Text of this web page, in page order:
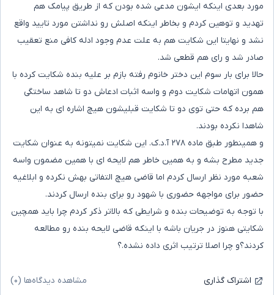
مورد بعدی اینکه ایشون مدعی شده بودن که از طریق پیامک هم
تهدید و توهین کردم و بخاطر اینکه اصلش رو نداشتن مورد تایید واقع
نشد و نهایتا این شکایت هم به علت عدم وجود ادله کافی منع تعقیب
صادر شد و رای هم قطعی شد.
حالا برای بار سوم این دختر خانوم رفته بازم بر علیه بنده شکایت کرده با
همون اتهامات شکایت دوم و واسه اثبات ادعاش دو تا شاهد ساختگی
هم برده که حتی توی دو تا شکایت قبلیشون هیچ اشاره ای به این
شاهدا نکرده بودند.
و همینطور طبق ماده ۲۷۸ آ.د.ک. این شکایت نمیتونه به عنوان شکایت
جدید مطرح بشه و به همین خاطر هم لایحه ای با همین مضمون واسه
شعبه مورد نظر ارسال کردم اما قاضی هیچ التفاتی بهش نکرده و ابلاغیه
حضور برای مواجهه حضوری با شهود رو برای بنده ارسال کردند.
با توجه به توضیحات بنده و شرایطی که بالاتر ذکر کردم چرا باید همچین
شکایتی هنوز در جریان باشه با اینکه قاضی لایحه بنده رو مطالعه
کردند؟و چرا اصلا ترتیب اثری داده نشده.؟
اشتراک گذاری مشاهده دیدگاه‌ها (۰)